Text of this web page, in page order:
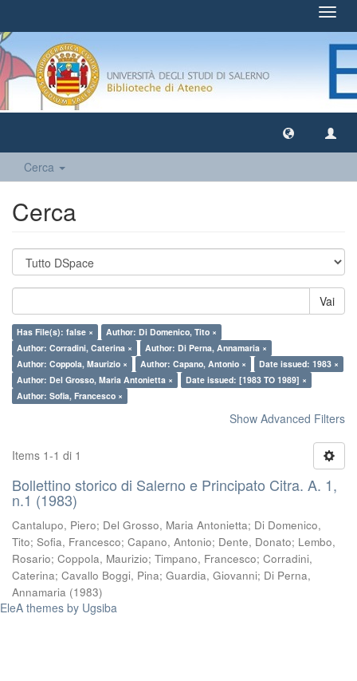
Cerca
Cerca
Vai
Has File(s): false ×
Author: Di Domenico, Tito ×
Author: Corradini, Caterina ×
Author: Di Perna, Annamaria ×
Author: Coppola, Maurizio ×
Author: Capano, Antonio ×
Date issued: 1983 ×
Author: Del Grosso, Maria Antonietta ×
Date issued: [1983 TO 1989] ×
Author: Sofia, Francesco ×
Show Advanced Filters
Items 1-1 di 1
Bollettino storico di Salerno e Principato Citra. A. 1,
n.1 (1983)
Cantalupo, Piero; Del Grosso, Maria Antonietta; Di Domenico,
Tito; Sofia, Francesco; Capano, Antonio; Dente, Donato; Lembo,
Rosario; Coppola, Maurizio; Timpano, Francesco; Corradini,
Caterina; Cavallo Boggi, Pina; Guardia, Giovanni; Di Perna,
Annamaria (1983)
EleA themes by Ugsiba